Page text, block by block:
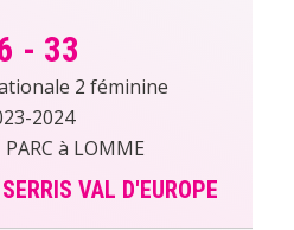
- 33
2 féminine
2024
à LOMME
VAL D'EUROPE